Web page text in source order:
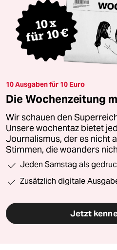
10 Ausgaben für 10 Euro
Die Wochenzeitung
Wir schauen den
Unsere wochentaz bietet
Journalismus, der es nicht
Stimmen, die woanders
Jeden Samstag als
Zusätzlich digitale
Jetzt